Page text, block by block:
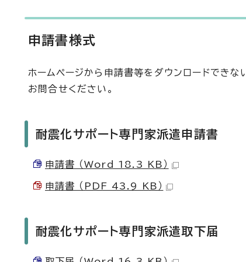
申請書様式
ホームページから申請書等をダウンロードでき
お問合せください。
耐震化サポート専門家派遣申請書
申請書 （Word 18.3 KB）
申請書 （PDF 43.9 KB）
耐震化サポート専門家派遣取下届